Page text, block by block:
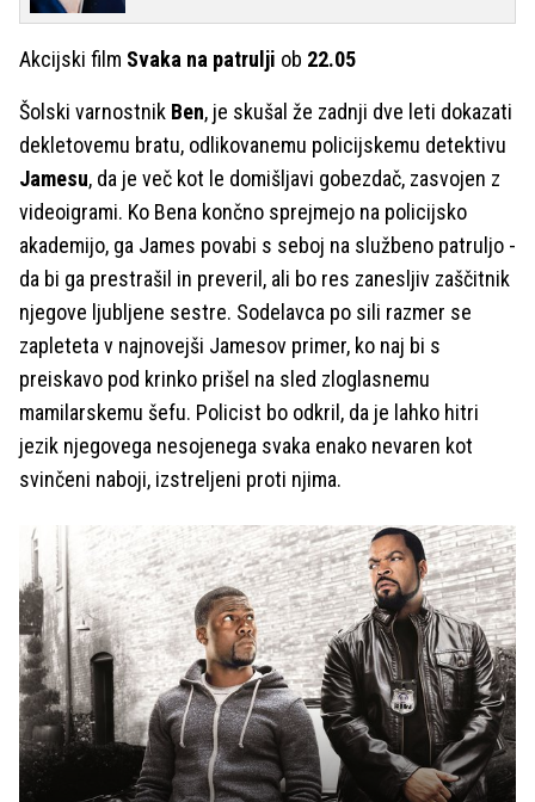
Akcijski film Svaka na patrulji ob 22.05
Šolski varnostnik Ben, je skušal že zadnji dve leti dokazati
dekletovemu bratu, odlikovanemu policijskemu detektivu
Jamesu, da je več kot le domišljavi gobezdač, zasvojen z
videoigrami. Ko Bena končno sprejmejo na policijsko
akademijo, ga James povabi s seboj na službeno patruljo -
da bi ga prestrašil in preveril, ali bo res zanesljiv zaščitnik
njegove ljubljene sestre. Sodelavca po sili razmer se
zapleteta v najnovejši Jamesov primer, ko naj bi s
preiskavo pod krinko prišel na sled zloglasnemu
mamilarskemu šefu. Policist bo odkril, da je lahko hitri
jezik njegovega nesojenega svaka enako nevaren kot
svinčeni naboji, izstreljeni proti njima.